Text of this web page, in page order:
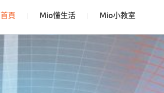
首頁 Mio懂生活 Mio小教室